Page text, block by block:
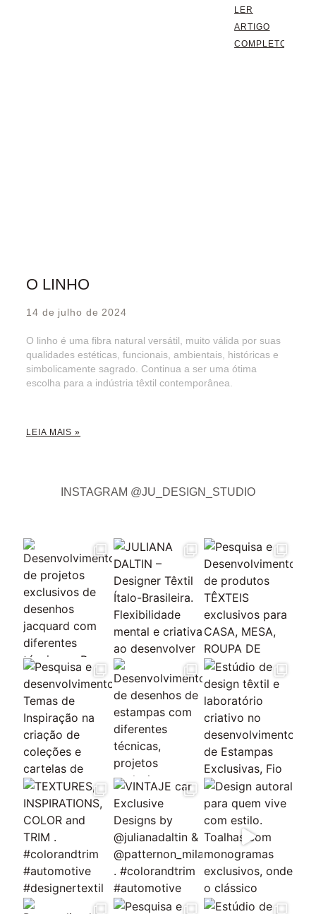
LER
ARTIGO
COMPLETO
O LINHO
14 de julho de 2024
O linho é uma fibra natural versátil, muito válida por suas
qualidades estéticas, funcionais, ambientais, históricas e
simbolicamente sagrado. Continua a ser uma ótima
escolha para a indústria têxtil contemporânea.
LEIA MAIS »
INSTAGRAM @JU_DESIGN_STUDIO